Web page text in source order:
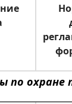
по охране